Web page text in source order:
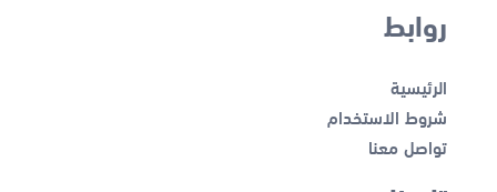
روابط
الرئيسية
شروط الاستخدام
تواصل معنا